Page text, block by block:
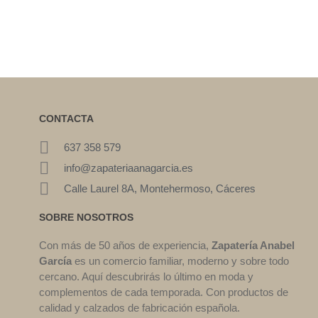
CONTACTA
637 358 579
info@zapateriaanagarcia.es
Calle Laurel 8A, Montehermoso, Cáceres
SOBRE NOSOTROS
Con más de 50 años de experiencia, Zapatería Anabel
García es un comercio familiar, moderno y sobre todo
cercano. Aquí descubrirás lo último en moda y
complementos de cada temporada. Con productos de
calidad y calzados de fabricación española.